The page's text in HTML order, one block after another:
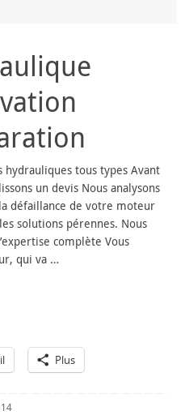
hydrauliques tous types Avant
un devis Nous analysons
défaillance de votre moteur
solutions pérennes. Nous
complète Vous
qui va …
Plus